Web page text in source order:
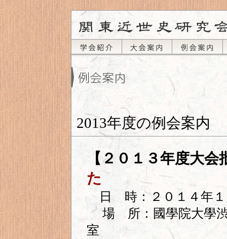
2013年度の例会案内
【２０１３年度
た
日 時：２０１４年１
場 所：國學院大學渋
室